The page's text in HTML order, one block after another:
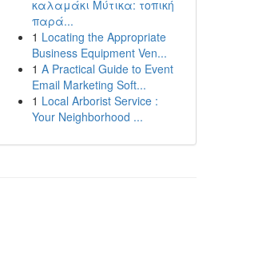
καλαμάκι Μύτικα: τοπική
παρά...
1 Locating the Appropriate
Business Equipment Ven...
1 A Practical Guide to Event
Email Marketing Soft...
1 Local Arborist Service :
Your Neighborhood ...